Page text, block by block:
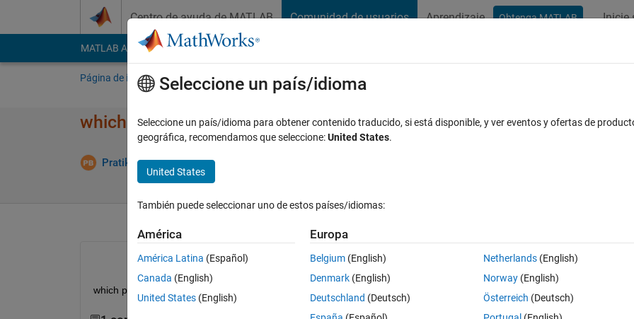
Centro de ayuda de MATLAB Comunidad de usuarios Aprendizaje Obtenga MATLAB Inicie
MATLAB Answers File Exchange Cody
Página de inicio Preguntar Examinar
which product should i install
Pratik Bangadkar 15 Nov. 2021
which product should i install for instrumentation engineering?
Seleccione un país/idioma
Seleccione un país/idioma para obtener contenido traducido, si está disponible, y ver eventos y ofertas de
geográfica, recomendamos que seleccione:United States.
United States
También puede seleccionar uno de estos países/idiomas:
América
América Latina (Español)
Canada (English)
United States (English)
Europa
Belgium (English)
Denmark (English)
Deutschland (Deutsch)
Netherlands(English)
Norway(English)
Österreich (Deutsch)